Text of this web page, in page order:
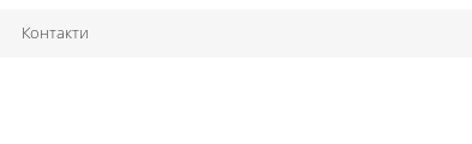
Контакти